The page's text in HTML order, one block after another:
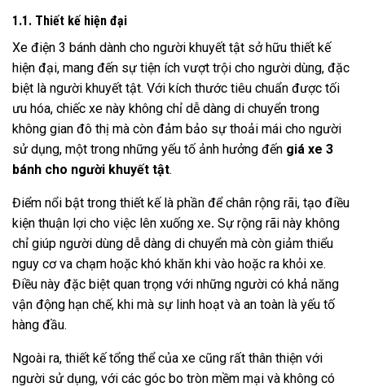
1.1. Thiết kế hiện đại
Xe điện 3 bánh dành cho người khuyết tật sở hữu thiết kế
hiện đại, mang đến sự tiện ích vượt trội cho người dùng, đặc
biệt là người khuyết tật. Với kích thước tiêu chuẩn được tối
ưu hóa, chiếc xe này không chỉ dễ dàng di chuyển trong
không gian đô thị mà còn đảm bảo sự thoải mái cho người
sử dụng, một trong những yếu tố ảnh hưởng đến giá xe 3
bánh cho người khuyết tật.
Điểm nổi bật trong thiết kế là phần để chân rộng rãi, tạo điều
kiện thuận lợi cho việc lên xuống xe. Sự rộng rãi này không
chỉ giúp người dùng dễ dàng di chuyển mà còn giảm thiểu
nguy cơ va chạm hoặc khó khăn khi vào hoặc ra khỏi xe.
Điều này đặc biệt quan trọng với những người có khả năng
vận động hạn chế, khi mà sự linh hoạt và an toàn là yếu tố
hàng đầu.
Ngoài ra, thiết kế tổng thể của xe cũng rất thân thiện với
người sử dụng, với các góc bo tròn mềm mại và không có